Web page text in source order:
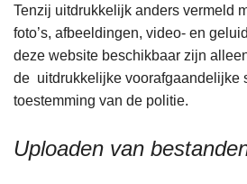
Tenzij uitdrukkelijk anders vermeld
foto’s, afbeeldingen, video- en
deze website beschikbaar zijn
de uitdrukkelijke voorafgaandelijke
toestemming van de politie.
Uploaden van